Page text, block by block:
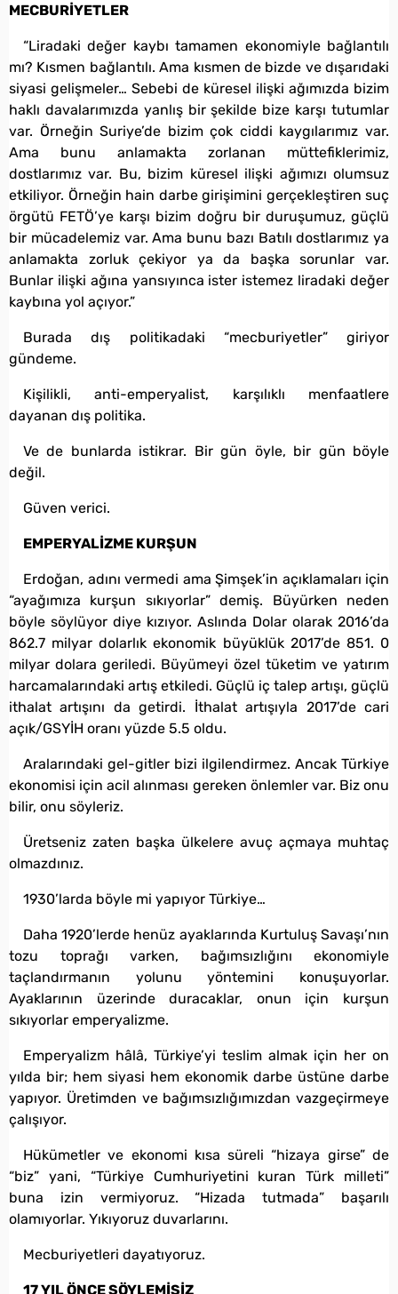
MECBURİYETLER
“Liradaki değer kaybı tamamen ekonomiyle bağlantılı
mı? Kısmen bağlantılı. Ama kısmen de bizde ve dışarıdaki
siyasi gelişmeler… Sebebi de küresel ilişki ağımızda bizim
haklı davalarımızda yanlış bir şekilde bize karşı tutumlar
var. Örneğin Suriye’de bizim çok ciddi kaygılarımız var.
Ama bunu anlamakta zorlanan müttefiklerimiz,
dostlarımız var. Bu, bizim küresel ilişki ağımızı olumsuz
etkiliyor. Örneğin hain darbe girişimini gerçekleştiren suç
örgütü FETÖ’ye karşı bizim doğru bir duruşumuz, güçlü
bir mücadelemiz var. Ama bunu bazı Batılı dostlarımız ya
anlamakta zorluk çekiyor ya da başka sorunlar var.
Bunlar ilişki ağına yansıyınca ister istemez liradaki değer
kaybına yol açıyor.”
Burada dış politikadaki “mecburiyetler” giriyor
gündeme.
Kişilikli, anti-emperyalist, karşılıklı menfaatlere
dayanan dış politika.
Ve de bunlarda istikrar. Bir gün öyle, bir gün böyle
değil.
Güven verici.
EMPERYALİZME KURŞUN
Erdoğan, adını vermedi ama Şimşek’in açıklamaları için
“ayağımıza kurşun sıkıyorlar” demiş. Büyürken neden
böyle söylüyor diye kızıyor. Aslında Dolar olarak 2016’da
862.7 milyar dolarlık ekonomik büyüklük 2017’de 851. 0
milyar dolara geriledi. Büyümeyi özel tüketim ve yatırım
harcamalarındaki artış etkiledi. Güçlü iç talep artışı, güçlü
ithalat artışını da getirdi. İthalat artışıyla 2017’de cari
açık/GSYİH oranı yüzde 5.5 oldu.
Aralarındaki gel-gitler bizi ilgilendirmez. Ancak Türkiye
ekonomisi için acil alınması gereken önlemler var. Biz onu
bilir, onu söyleriz.
Üretseniz zaten başka ülkelere avuç açmaya muhtaç
olmazdınız.
1930’larda böyle mi yapıyor Türkiye…
Daha 1920’lerde henüz ayaklarında Kurtuluş Savaşı’nın
tozu toprağı varken, bağımsızlığını ekonomiyle
taçlandırmanın yolunu yöntemini konuşuyorlar.
Ayaklarının üzerinde duracaklar, onun için kurşun
sıkıyorlar emperyalizme.
Emperyalizm hâlâ, Türkiye’yi teslim almak için her on
yılda bir; hem siyasi hem ekonomik darbe üstüne darbe
yapıyor. Üretimden ve bağımsızlığımızdan vazgeçirmeye
çalışıyor.
Hükümetler ve ekonomi kısa süreli “hizaya girse” de
“biz” yani, “Türkiye Cumhuriyetini kuran Türk milleti”
buna izin vermiyoruz. “Hizada tutmada” başarılı
olamıyorlar. Yıkıyoruz duvarlarını.
Mecburiyetleri dayatıyoruz.
17 YIL ÖNCE SÖYLEMİŞİZ